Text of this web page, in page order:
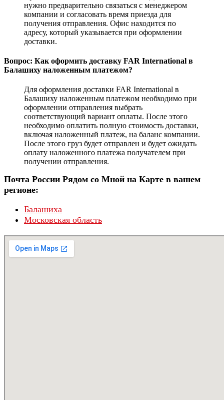
нужно предварительно связаться с менеджером
компании и согласовать время приезда для
получения отправления. Офис находится по
адресу, который указывается при оформлении
доставки.
Вопрос: Как оформить доставку FAR International в
Балашиху наложенным платежом?
Для оформления доставки FAR International в
Балашиху наложенным платежом необходимо при
оформлении отправления выбрать
соответствующий вариант оплаты. После этого
необходимо оплатить полную стоимость доставки,
включая наложенный платеж, на баланс компании.
После этого груз будет отправлен и будет ожидать
оплату наложенного платежа получателем при
получении отправления.
Почта России Рядом со Мной на Карте в вашем
регионе:
Балашиха
Московская область